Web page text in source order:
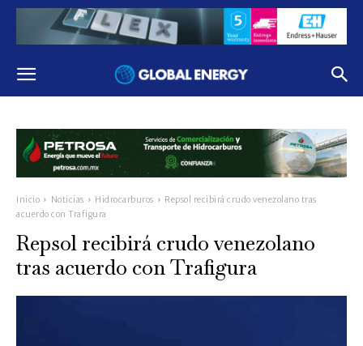
Inicio Noticias Hidrocarburos
Repsol recibirá crudo venezolano tras
acuerdo con Trafigura
Repsol recibirá crudo venezolano
tras acuerdo con Trafigura